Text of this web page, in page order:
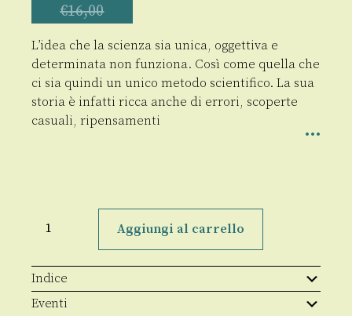
€16,00
L’idea che la scienza sia unica, oggettiva e
determinata non funziona. Così come quella che
ci sia quindi un unico metodo scientifico. La sua
storia è infatti ricca anche di errori, scoperte
casuali, ripensamenti
società
quantità
Aggiungi al carrello
Indice
Eventi